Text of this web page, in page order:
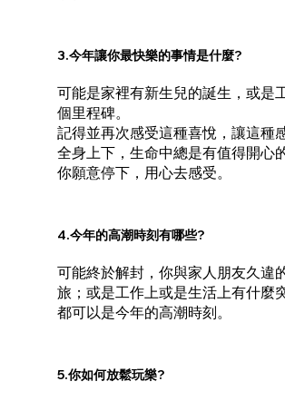
3.今年讓你最快樂的事情是什麼?
可能是家裡有新生兒的誕生，或是
個里程碑。
記得並再次感受這種喜悅，讓這種
全身上下，生命中總是有值得開心
你願意停下，用心去感受。
4.今年的高潮時刻有哪些?
可能終於解封，你與家人朋友久違
旅；或是工作上或是生活上有什麼
都可以是今年的高潮時刻。
5.你如何放鬆玩樂?